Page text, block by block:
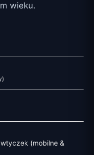
wieku.
(mobilne &